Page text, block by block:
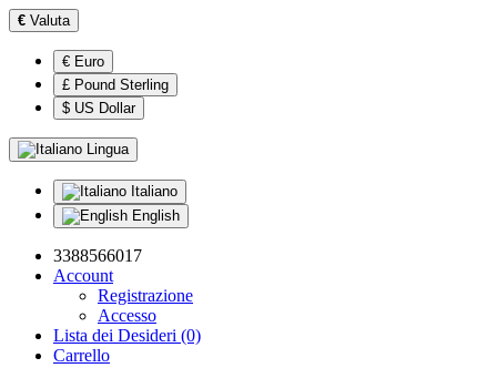
€ Valuta
€ Euro
£ Pound Sterling
$ US Dollar
Lingua
Italiano
English
3388566017
Account
Registrazione
Accesso
Lista dei Desideri (0)
Carrello